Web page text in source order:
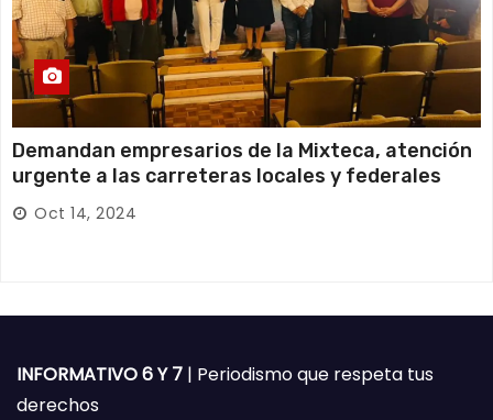
Demandan empresarios de la Mixteca, atención
urgente a las carreteras locales y federales
Oct 14, 2024
INFORMATIVO 6 Y 7 | Periodismo que respeta tus
derechos